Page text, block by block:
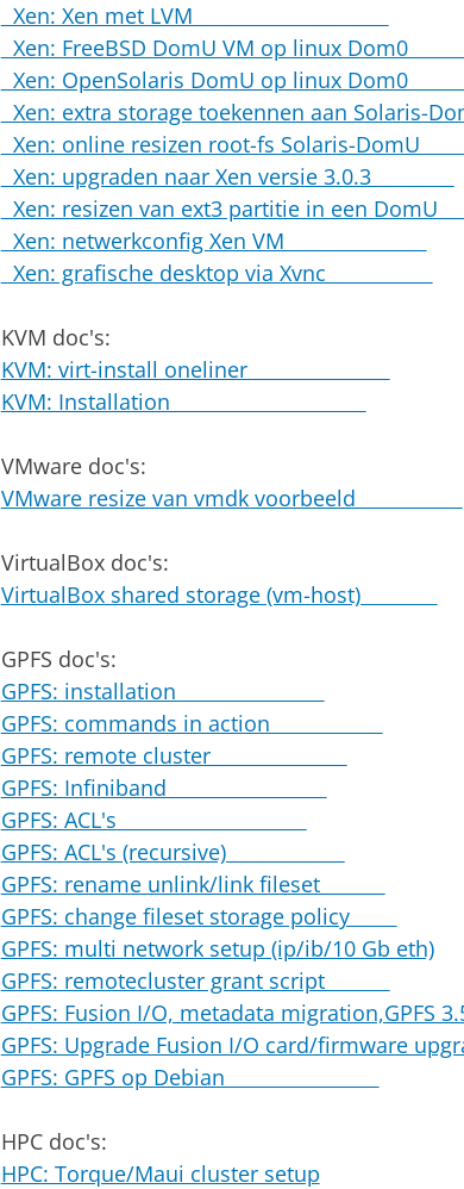
Xen: Xen met LVM
Xen: FreeBSD DomU VM op linux
Xen: OpenSolaris DomU op linux
Xen: extra storage toekennen aan Solaris-
Xen: online resizen root-fs Solaris-DomU
Xen: upgraden naar Xen versie 3.0.3
Xen: resizen van ext3 partitie in een DomU
Xen: netwerkconfig Xen VM
Xen: grafische desktop via Xvnc
KVM doc's:
KVM: virt-install oneliner
KVM: Installation
VMware doc's:
VMware resize van vmdk voorbeeld
VirtualBox doc's:
VirtualBox shared storage (vm-host)
GPFS doc's:
GPFS: installation
GPFS: commands in action
GPFS: remote cluster
GPFS: Infiniband
GPFS: ACL's
GPFS: ACL's (recursive)
GPFS: rename unlink/link fileset
GPFS: change fileset storage policy
GPFS: multi network setup (ip/ib/10 Gb eth)
GPFS: remotecluster grant script
GPFS: Fusion I/O, metadata migration,GPFS
GPFS: Upgrade Fusion I/O card/firmware
GPFS: GPFS op Debian
HPC doc's:
HPC: Torque/Maui cluster setup